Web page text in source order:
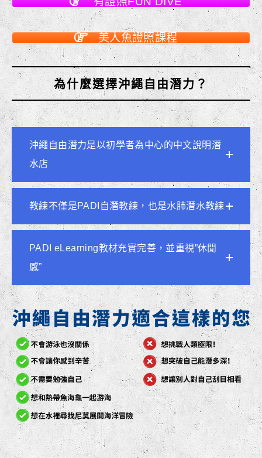
美人魚證照課程
為什麼選擇沖繩自由潛力？
沖繩自由潛力是以初學者為中心的中文說明潛
水店
教練不僅是PADI自潛教練，也是水肺潛水教練
PADI eLearning教材充實完善，並重視”休閒
感”